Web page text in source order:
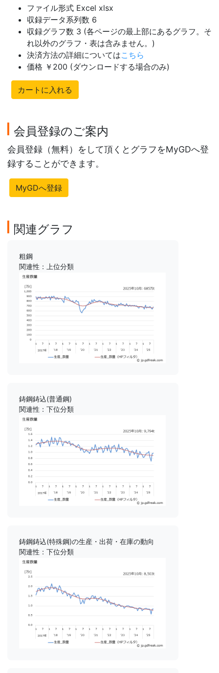
ファイル形式 Excel xlsx
収録データ系列数 6
収録グラフ数 3 (各ページの最上部にあるグラフ。そ
れ以外のグラフ・表は含みません。)
決済方法の詳細についてはこちら
価格 ￥200 (ダウンロードする場合のみ)
カートに入れる
会員登録のご案内
会員登録（無料）をして頂くとグラフをMyGDへ登
録することができます。
MyGDへ登録
関連グラフ
粗鋼
関連性：上位分類
鋳鋼鋳込(普通鋼)
関連性：下位分類
鋳鋼鋳込(特殊鋼)の生産・出荷・在庫の動向
関連性：下位分類